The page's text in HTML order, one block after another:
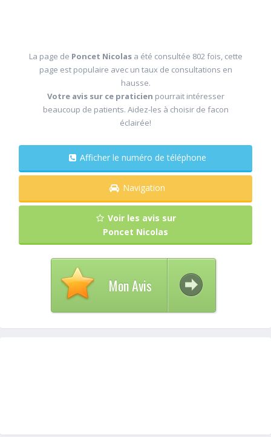
La page de Poncet Nicolas a été consultée 802 fois, cette
page est populaire avec un taux de consultations en
hausse.
Votre avis sur ce praticien pourrait intéresser
beaucoup de patients. Aidez-les à choisir de facon
éclairée!
Afficher le numéro de téléphone
Navigation
Voir les avis sur
Poncet Nicolas
Mon Avis